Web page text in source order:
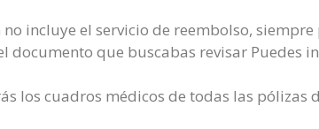
incluye el servicio de reembolso,
documento que buscabas revisar Puedes
los cuadros médicos de todas las